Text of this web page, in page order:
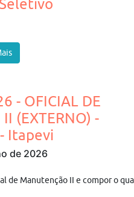
- OFICIAL DE
(EXTERNO) -
Itapevi
de 2026
de Manutenção II e compor o